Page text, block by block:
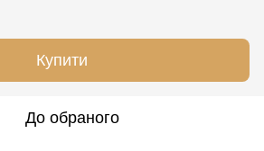
Купити
До обраного